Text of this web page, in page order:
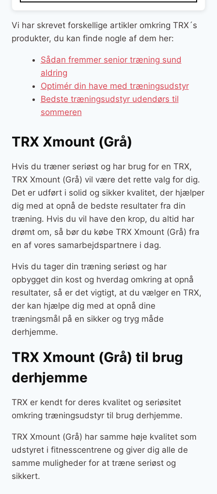
Vi har skrevet forskellige artikler omkring TRX´s
produkter, du kan finde nogle af dem her:
Sådan fremmer senior træning sund
aldring
Optimér din have med træningsudstyr
Bedste træningsudstyr udendørs til
sommeren
TRX Xmount (Grå)
Hvis du træner seriøst og har brug for en TRX,
TRX Xmount (Grå) vil være det rette valg for dig.
Det er udført i solid og sikker kvalitet, der hjælper
dig med at opnå de bedste resultater fra din
træning. Hvis du vil have den krop, du altid har
drømt om, så bør du købe TRX Xmount (Grå) fra
en af vores samarbejdspartnere i dag.
Hvis du tager din træning seriøst og har
opbygget din kost og hverdag omkring at opnå
resultater, så er det vigtigt, at du vælger en TRX,
der kan hjælpe dig med at opnå dine
træningsmål på en sikker og tryg måde
derhjemme.
TRX Xmount (Grå) til brug
derhjemme
TRX er kendt for deres kvalitet og seriøsitet
omkring træningsudstyr til brug derhjemme.
TRX Xmount (Grå) har samme høje kvalitet som
udstyret i fitnesscentrene og giver dig alle de
samme muligheder for at træne seriøst og
sikkert.